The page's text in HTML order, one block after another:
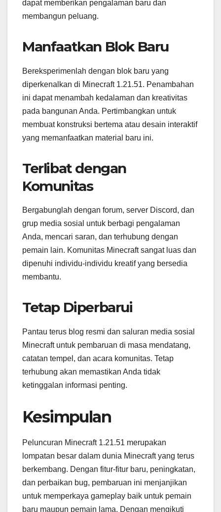
dapat memberikan pengalaman baru dan
membangun peluang.
Manfaatkan Blok Baru
Bereksperimenlah dengan blok baru yang
diperkenalkan di Minecraft 1.21.51. Penambahan
ini dapat menambah kedalaman dan kreativitas
pada bangunan Anda. Pertimbangkan untuk
membuat konstruksi bertema atau desain interaktif
yang memanfaatkan material baru ini.
Terlibat dengan
Komunitas
Bergabunglah dengan forum, server Discord, dan
grup media sosial untuk berbagi pengalaman
Anda, mencari saran, dan terhubung dengan
pemain lain. Komunitas Minecraft sangat luas dan
dipenuhi individu-individu kreatif yang bersedia
membantu.
Tetap Diperbarui
Pantau terus blog resmi dan saluran media sosial
Minecraft untuk pembaruan di masa mendatang,
catatan tempel, dan acara komunitas. Tetap
terhubung akan memastikan Anda tidak
ketinggalan informasi penting.
Kesimpulan
Peluncuran Minecraft 1.21.51 merupakan
lompatan besar dalam dunia Minecraft yang terus
berkembang. Dengan fitur-fitur baru, peningkatan,
dan perbaikan bug, pembaruan ini menjanjikan
untuk memperkaya gameplay baik untuk pemain
baru maupun pemain lama. Dengan mengikuti